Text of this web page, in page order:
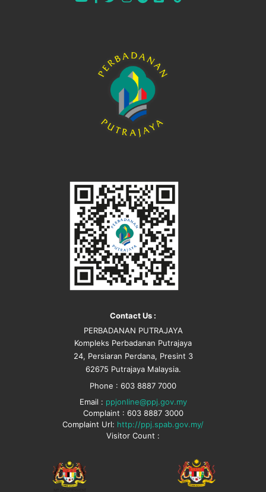
Contact Us :
PERBADANAN PUTRAJAYA
Kompleks Perbadanan Putrajaya
24, Persiaran Perdana, Presint 3
62675 Putrajaya Malaysia.
Phone : 603 8887 7000
Email : ppjonline@ppj.gov.my
Complaint : 603 8887 3000
Complaint Url: http://ppj.spab.gov.my/
Visitor Count :